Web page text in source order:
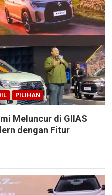
PILIHAN
Meluncur di GIIAS
dengan Fitur